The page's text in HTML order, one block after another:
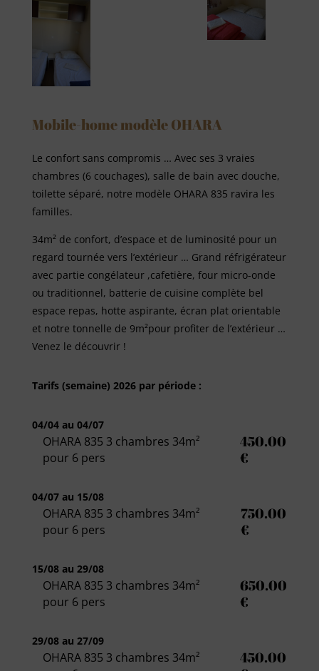
Mobile-home modèle OHARA
Le confort sans compromis … Avec ses 3 vraies
chambres (6 couchages), salle de bain avec douche,
toilette séparé, notre modèle OHARA 835 ravira les
familles.
34m² de confort, d’espace et de luminosité pour un
regard tournée vers l’extérieur … Grand réfrigérateur
avec partie congélateur ,cafetière, four micro-onde
ou traditionnel, batterie de cuisine complète bel
espace repas, hotte aspirante, écran plat orientable
et notre tonnelle de 9m²pour profiter de l’extérieur …
Venez le découvrir !
Tarifs (semaine) 2026 par période :
04/04 au 04/07
OHARA 835 3 chambres 34m²
pour 6 pers
450.00
€
04/07 au 15/08
OHARA 835 3 chambres 34m²
pour 6 pers
750.00
€
15/08 au 29/08
OHARA 835 3 chambres 34m²
pour 6 pers
650.00
€
29/08 au 27/09
OHARA 835 3 chambres 34m²
450.00